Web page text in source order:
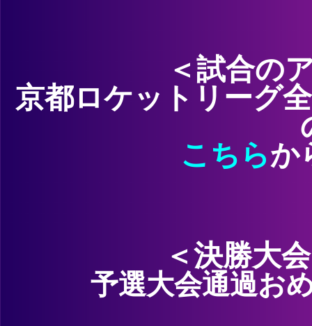
＜試合の
京都ロケットリーグ
こちらか
＜決勝大
予選大会通過お